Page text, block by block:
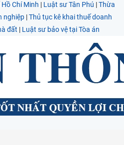
Chí Minh | Luật sư Tân Phú |Thừa
nghiệp |Thủ tục kê khai thuế doanh
đất | Luật sư bảo vệ tại Tòa án